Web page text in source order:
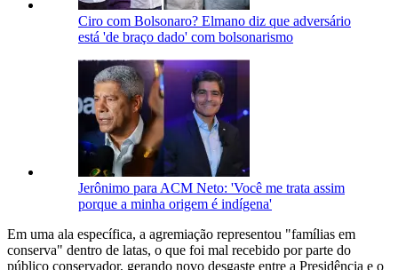
Ciro com Bolsonaro? Elmano diz que adversário
está 'de braço dado' com bolsonarismo
Jerônimo para ACM Neto: 'Você me trata assim
porque a minha origem é indígena'
Em uma ala específica, a agremiação representou "famílias em
conserva" dentro de latas, o que foi mal recebido por parte do
público conservador, gerando novo desgaste entre a Presidência e o